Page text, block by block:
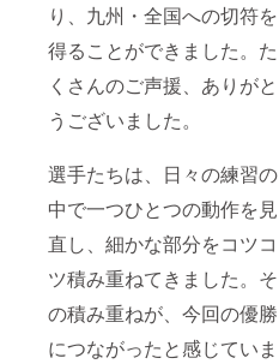
り、九州・全国への切符を
得ることができました。た
くさんのご声援、ありがと
うございました。
選手たちは、日々の練習の
中で一つひとつの動作を見
直し、細かな部分をコツコ
ツ積み重ねてきました。そ
の積み重ねが、今回の優勝
につながったと感じていま